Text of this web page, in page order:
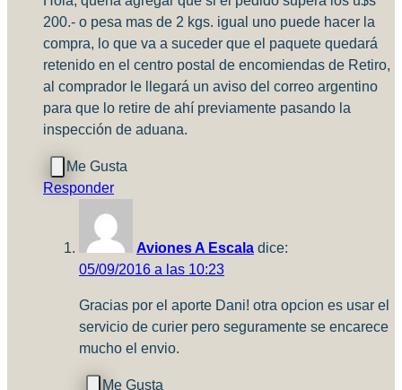
200.- o pesa mas de 2 kgs. igual uno puede hacer la
compra, lo que va a suceder que el paquete quedará
retenido en el centro postal de encomiendas de Retiro,
al comprador le llegará un aviso del correo argentino
para que lo retire de ahí previamente pasando la
inspección de aduana.
Responder
Aviones A Escala dice:
05/09/2016 a las 10:23
Gracias por el aporte Dani! otra opcion es usar el
servicio de curier pero seguramente se encarece
mucho el envio.